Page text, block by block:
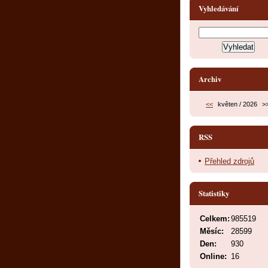
Vyhledávání
Archiv
<< květen / 2026
RSS
Přehled zdrojů
Statistiky
Online: 16
Celkem: 985519
Měsíc:
28599
Den:
930